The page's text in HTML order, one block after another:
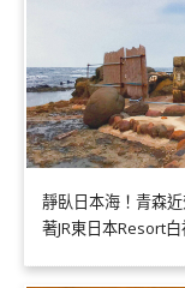
靜臥日本海！青森
著JR東日本Resort白